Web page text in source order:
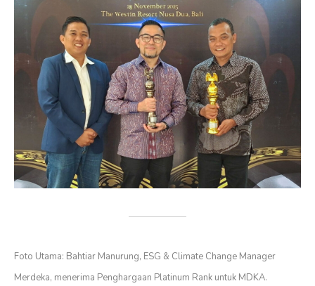
Foto Utama: Bahtiar Manurung, ESG & Climate Change Manager
Merdeka, menerima Penghargaan Platinum Rank untuk MDKA.